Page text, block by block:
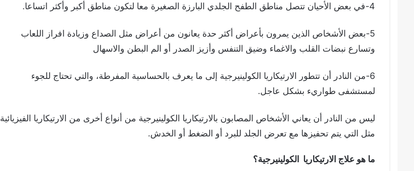
4-في بعض الأحيان تتصل مناطق الطفح الجلدي البارزة الصغيرة معا لتكون مناطق أكبر وأكثر اتساعا.
5-بعض الأشخاص الذين يمرون بأعراض أكثر حدة يعانون من أعراض مثل الصداع وزيادة افراز اللعاب
وتسارع نبضات القلب والاغماء وضيق التنفس وأزيز الصدر أو الم البطن والاسهال
6-من النادر أن تتطور الارتيكاريا الكولينيرجية إلى ما يعرف بالحساسية المفرطة، والتي تحتاج للجوء
لمستشفى طواريء بشكل عاجل.
ليس من النادر أن يعاني الأشخاص المصابون بالارتيكاريا الكولينيرجية من أنواع أخرى من الارتيكاريا الفيزيائية
مثل التي يتم تحفيزها مع تعرض الجلد للبرد أو الضغط أو الخدش.
ما هو علاج الارتيكاريا الكولينيرجية؟